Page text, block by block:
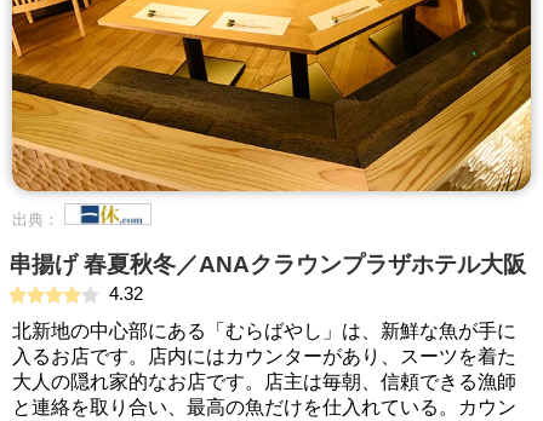
出典：
串揚げ 春夏秋冬／ANAクラウンプラザホテル大阪
4.32
北新地の中心部にある「むらばやし」は、新鮮な魚が手に
入るお店です。店内にはカウンターがあり、スーツを着た
大人の隠れ家的なお店です。店主は毎朝、信頼できる漁師
と連絡を取り合い、最高の魚だけを仕入れている。カウン